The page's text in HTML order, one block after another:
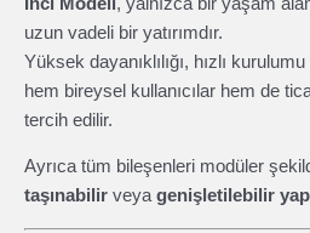
uzun vadeli bir yatırımdır.
Yüksek dayanıklılığı, hızlı
hem bireysel kullanıcılar hem de
tercih edilir.
Ayrıca tüm bileşenleri modüler
taşınabilir veya genişletilebilir